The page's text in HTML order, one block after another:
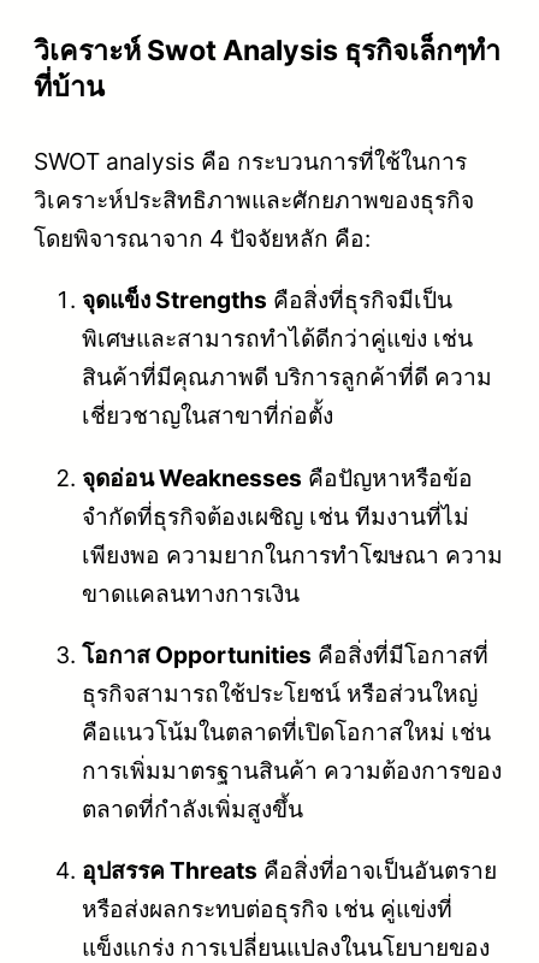
วิเคราะห์ Swot Analysis ธุรกิจเล็กๆทํา
ที่บ้าน
SWOT analysis คือ กระบวนการที่ใช้ในการ
วิเคราะห์ประสิทธิภาพและศักยภาพของธุรกิจ
โดยพิจารณาจาก 4 ปัจจัยหลัก คือ:
จุดแข็ง Strengths คือสิ่งที่ธุรกิจมีเป็น
พิเศษและสามารถทำได้ดีกว่าคู่แข่ง เช่น
สินค้าที่มีคุณภาพดี บริการลูกค้าที่ดี ความ
เชี่ยวชาญในสาขาที่ก่อตั้ง
จุดอ่อน Weaknesses คือปัญหาหรือข้อ
จำกัดที่ธุรกิจต้องเผชิญ เช่น ทีมงานที่ไม่
เพียงพอ ความยากในการทำโฆษณา ความ
ขาดแคลนทางการเงิน
โอกาส Opportunities คือสิ่งที่มีโอกาสที่
ธุรกิจสามารถใช้ประโยชน์ หรือส่วนใหญ่
คือแนวโน้มในตลาดที่เปิดโอกาสใหม่ เช่น
การเพิ่มมาตรฐานสินค้า ความต้องการของ
ตลาดที่กำลังเพิ่มสูงขึ้น
อุปสรรค Threats คือสิ่งที่อาจเป็นอันตราย
หรือส่งผลกระทบต่อธุรกิจ เช่น คู่แข่งที่
แข็งแกร่ง การเปลี่ยนแปลงในนโยบายของ